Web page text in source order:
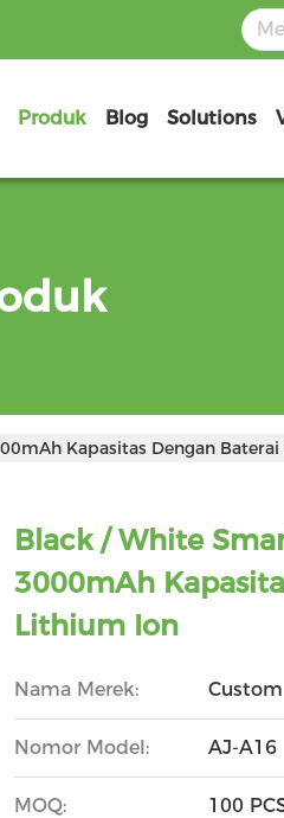
Produk Blog Solutions
Kapasitas Dengan
Black / White
3000mAh
Lithium Ion
Nama Merek: Custom
Nomor Model: AJ-A16
MOQ: 100